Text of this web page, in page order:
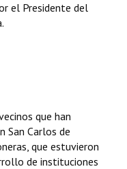
el Presidente del
que han
San Carlos de
que estuvieron
de instituciones